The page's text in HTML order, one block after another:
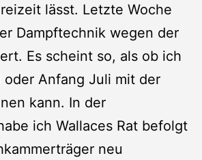
lässt. Letzte Woche
Dampftechnik wegen der
Es scheint so, als ob ich
oder Anfang Juli mit der
kann. In der
ich Wallaces Rat befolgt
neu